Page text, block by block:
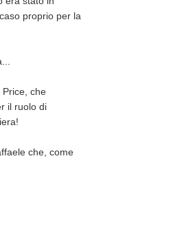
proprio per la
che
il ruolo di
che, come